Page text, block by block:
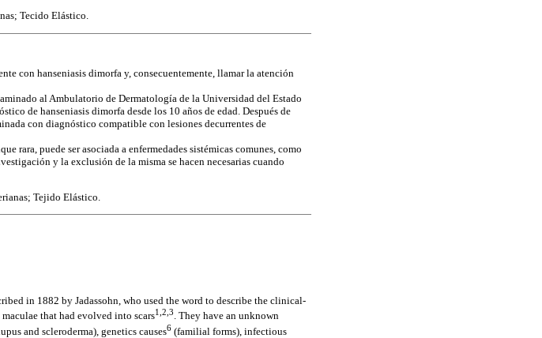
Tecido Elástico.
con hanseniasis dimorfa y, consecuentemente, llamar la atención
al Ambulatorio de Dermatología de la Universidad del Estado
de hanseniasis dimorfa desde los 10 años de edad. Después de
con diagnóstico compatible con lesiones decurrentes de
rara, puede ser asociada a enfermedades sistémicas comunes, como
y la exclusión de la misma se hacen necesarias cuando
Tejido Elástico.
in 1882 by Jadassohn, who used the word to describe the clinical-
that had evolved into scars1,2,3. They have an unknown
and scleroderma), genetics causes6 (familial forms), infectious